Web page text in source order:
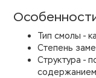
Тип смолы -
Степень
Структура -
содержанием